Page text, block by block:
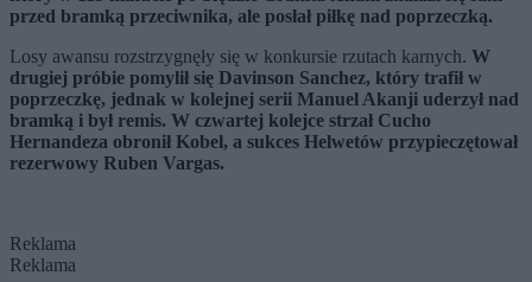
przed bramką przeciwnika, ale posłał piłkę nad poprzeczką.
Losy awansu rozstrzygnęły się w konkursie rzutach karnych. W
drugiej próbie pomylił się Davinson Sanchez, który trafił w
poprzeczkę, jednak w kolejnej serii Manuel Akanji uderzył nad
bramką i był remis. W czwartej kolejce strzał Cucho
Hernandeza obronił Kobel, a sukces Helwetów przypieczętował
rezerwowy Ruben Vargas.
Reklama
Reklama